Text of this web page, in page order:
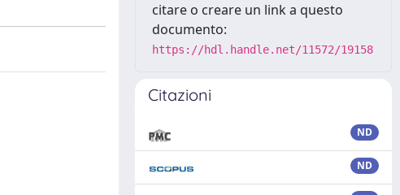
citare o creare un link a questo
documento:
https://hdl.handle.net/11572/19158
Citazioni
ND
ND